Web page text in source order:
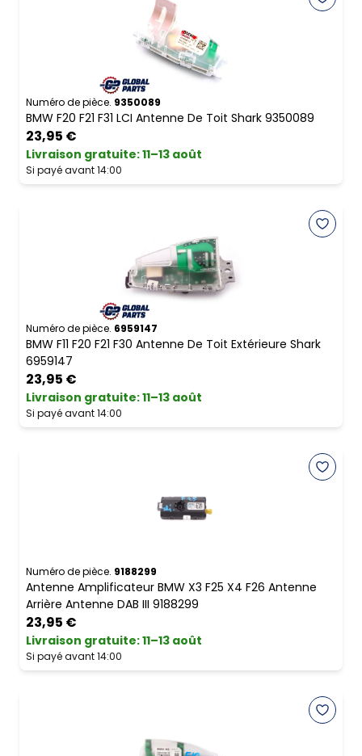
Numéro de pièce. 9350089
BMW F20 F21 F31 LCI Antenne De Toit Shark 9350089
23,95 €
Livraison gratuite:11–13 août
Si payé avant 14:00
Numéro de pièce. 6959147
BMW F11 F20 F21 F30 Antenne De Toit Extérieure Shark
6959147
23,95 €
Livraison gratuite:11–13 août
Si payé avant 14:00
Numéro de pièce. 9188299
Antenne Amplificateur BMW X3 F25 X4 F26 Antenne
Arrière Antenne DAB III 9188299
23,95 €
Livraison gratuite:11–13 août
Si payé avant 14:00